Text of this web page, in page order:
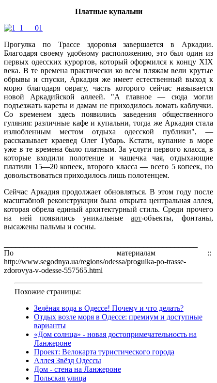
Платные купальни
Прогулка по Трассе здоровья завершается в Аркадии.
Благодаря своему удобному расположению, это был один из
первых одесских курортов, который оформился к концу XIX
века. В те времена практически ко всем пляжам вели крутые
обрывы и спуски, Аркадия же имеет естественный выход к
морю благодаря оврагу, часть которого сейчас называется
новой Аркадийской аллеей. "А главное — сюда могли
подъезжать кареты и дамам не приходилось ломать каблучки.
Со временем здесь появились заведения общественного
гуляния: различные кафе и купальни, тогда же Аркадия стала
излюбленным местом отдыха одесской публики", —
рассказывает краевед Олег Губарь. Кстати, купание в море
уже в те времена было платным. За услуги первого класса, в
которые входили полотенце и чашечка чая, отдыхающие
платили 15—20 копеек, второго класса — всего 5 копеек, но
довольствоваться приходилось лишь полотенцем.
Сейчас Аркадия продолжает обновляться. В этом году после
масштабной реконструкции была открыта центральная аллея,
которая обрела единый архитектурный стиль. Среди прочего
на ней появились уникальныеарт-объекты, фонтаны,
высажены пальмы и сосны.
По материалам ::
http://www.segodnya.ua/regions/odessa/progulka-po-trasse-
zdorovya-v-odesse-557565.html
Похожие страницы:
Зелёная вода в Одессе! Почему и что делать?
Отдых возле моря в Одессе: премиум и доступные
варианты
«Дом солнца» - новая достопримечательность на
Ланжероне
Проект: Велокарта туристического города
Аллея Звёзд Одессы
Дом - стена на Ланжероне
Польская улица